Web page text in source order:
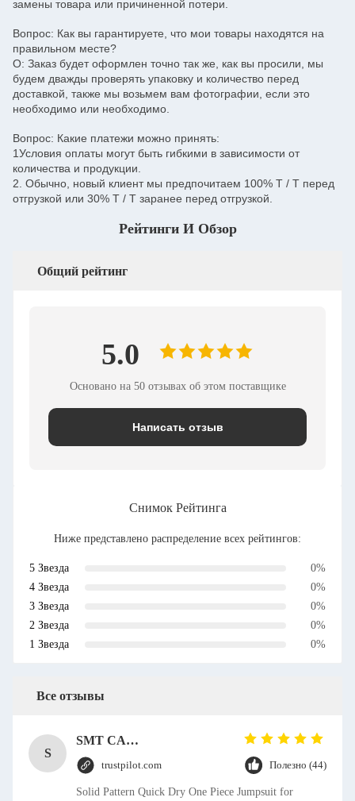
замены товара или причиненной потери.
Вопрос: Как вы гарантируете, что мои товары находятся на
правильном месте?
О: Заказ будет оформлен точно так же, как вы просили, мы
будем дважды проверять упаковку и количество перед
доставкой, также мы возьмем вам фотографии, если это
необходимо или необходимо.
Вопрос: Какие платежи можно принять:
1Условия оплаты могут быть гибкими в зависимости от
количества и продукции.
2. Обычно, новый клиент мы предпочитаем 100% T / T перед
отгрузкой или 30% T / T заранее перед отгрузкой.
Рейтинги И Обзор
Общий рейтинг
5.0
Основано на 50 отзывах об этом поставщике
Написать отзыв
Снимок Рейтинга
Ниже представлено распределение всех рейтингов:
5 Звезда
0%
4 Звезда
0%
3 Звезда
0%
2 Звезда
0%
1 Звезда
0%
Все отзывы
S
SMT CAP Type Box Header Connector 1.27mm Pitch Gold Flash Contact Plating
trustpilot.com Полезно (44)
Solid Pattern Quick Dry One Piece Jumpsuit for